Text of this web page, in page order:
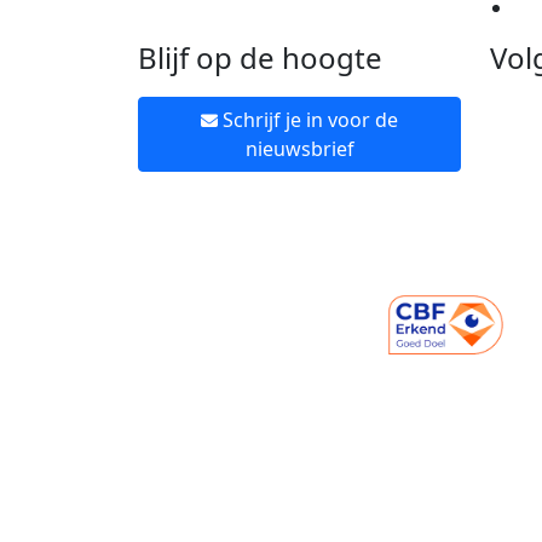
Blijf op de hoogte
Schrijf je in voor de
nieuwsbrief